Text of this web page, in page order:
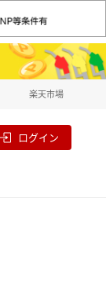
楽天市場
ログイン